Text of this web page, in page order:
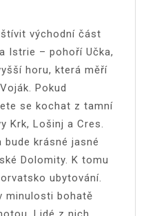
východní část
Istrie – pohoří Učka,
horu, která měří
Pokud
se kochat z tamní
Krk, Lošinj a Cres.
krásné jasné
Dolomity. K tomu
ubytování.
minulosti bohatě